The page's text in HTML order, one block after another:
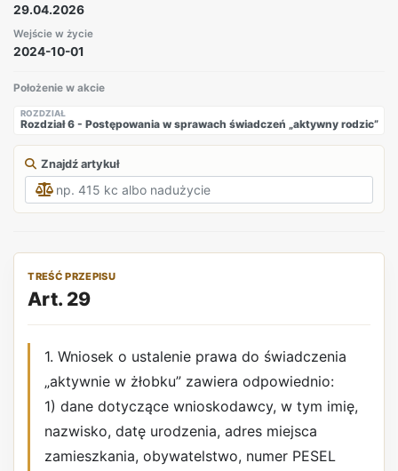
29.04.2026
Wejście w życie
2024-10-01
Położenie w akcie
ROZDZIAŁ
Rozdział 6 - Postępowania w sprawach świadczeń „aktywny rodzic”
Znajdź artykuł
TREŚĆ PRZEPISU
Art. 29
1. Wniosek o ustalenie prawa do świadczenia
„aktywnie w żłobku” zawiera odpowiednio:
1) dane dotyczące wnioskodawcy, w tym imię,
nazwisko, datę urodzenia, adres miejsca
zamieszkania, obywatelstwo, numer PESEL